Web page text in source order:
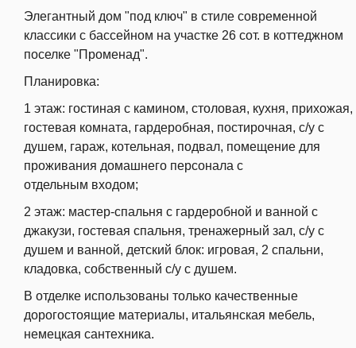
Элегантный дом "под ключ" в стиле современной
классики с бассейном на участке 26 сот. в коттеджном
поселке "Променад".
Планировка:
1 этаж: гостиная с камином, столовая, кухня, прихожая,
гостевая комната, гардеробная, постирочная, с/у с
душем, гараж, котельная, подвал, помещение для
проживания домашнего персонала с
отдельным входом;
2 этаж: мастер-спальня с гардеробной и ванной с
джакузи, гостевая спальня, тренажерный зал, с/у с
душем и ванной, детский блок: игровая, 2 спальни,
кладовка, собственный с/у с душем.
В отделке использованы только качественные
дорогостоящие материалы, итальянская мебель,
немецкая сантехника.